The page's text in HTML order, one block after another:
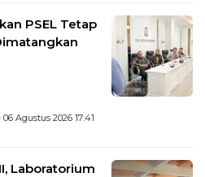
PSEL Tetap
06 Agustus 2026 17:41
Laboratorium